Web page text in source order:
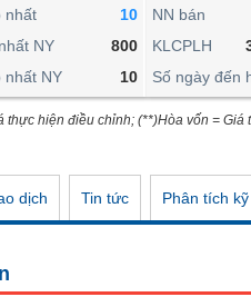
nhất
10
NY
800
nhất NY
10
NN bán
KLCPLH
Số ngày đến
hiện điều chỉnh; (**)Hòa vốn = Giá
dịch Tin tức Phân tích